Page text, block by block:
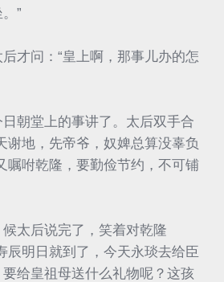
”
才问：“皇上啊，那事儿办的怎
朝堂上的事讲了。太后双手合
谢地，先帝爷，奴婢总算没辜负
嘱咐乾隆，要勤俭节约，不可铺
太后说完了，笑着对乾隆
辰明日就到了，今天永琰去给臣
给皇祖母送什么礼物呢？这孩